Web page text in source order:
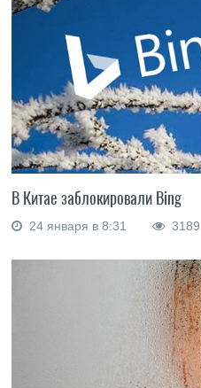
В Китае заблокировали Bing
24 января в 8:31 3189